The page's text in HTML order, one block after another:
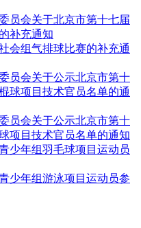
员会关于北京市第十七届
补充通知
会组气排球比赛的补充通
员会关于公示北京市第十
球项目技术官员名单的通
员会关于公示北京市第十
项目技术官员名单的通知
少年组羽毛球项目运动员
少年组游泳项目运动员参